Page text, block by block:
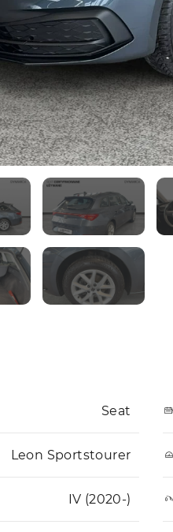
Seat
Leon Sportstourer
IV (2020-)